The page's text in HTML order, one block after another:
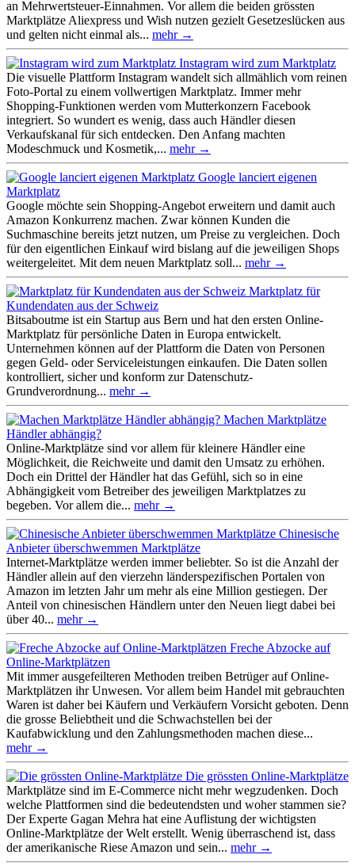
an Mehrwertsteuer-Einnahmen. Vor allem die beiden grössten
Marktplätze Aliexpress und Wish nutzen gezielt Gesetzeslücken aus
und gelten nicht einmal als... mehr →
Instagram wird zum Marktplatz
Die visuelle Plattform Instagram wandelt sich allmählich vom reinen
Foto-Portal zu einem vollwertigen Marktplatz. Immer mehr
Shopping-Funktionen werden vom Mutterkonzern Facebook
integriert. So wundert es wenig, dass auch Händler diesen
Verkaufskanal für sich entdecken. Den Anfang machten
Modeschmuck und Kosmetik,... mehr →
Google lanciert eigenen
Marktplatz
Google möchte sein Shopping-Angebot erweitern und damit auch
Amazon Konkurrenz machen. Zwar können Kunden die
Suchmaschine bereits jetzt nutzen, um Preise zu vergleichen. Doch
für den eigentlichen Einkauf wird bislang auf die jeweiligen Shops
weitergeleitet. Mit dem neuen Marktplatz soll... mehr →
Marktplatz für
Kundendaten aus der Schweiz
Bitsaboutme ist ein Startup aus Bern und hat den ersten Online-
Marktplatz für persönliche Daten in Europa entwickelt.
Unternehmen können auf der Plattform die Daten von Personen
gegen Geld- oder Serviceleistungen einkaufen. Die Daten sollen
kontrolliert, sicher und konform zur Datenschutz-
Grundverordnung... mehr →
Machen Marktplätze
Händler abhängig?
Online-Marktplätze sind vor allem für kleinere Händler eine
Möglichkeit, die Reichweite und damit den Umsatz zu erhöhen.
Doch ein Drittel der Händler hat das Gefühl, sich so in eine
Abhängigkeit vom Betreiber des jeweiligen Marktplatzes zu
begeben. Vor allem die... mehr →
Chinesische
Anbieter überschwemmen Marktplätze
Internet-Marktplätze werden immer beliebter. So ist die Anzahl der
Händler allein auf den vierzehn länderspezifischen Portalen von
Amazon im letzten Jahr um mehr als eine Million gestiegen. Der
Anteil von chinesischen Händlern unter den Neuen liegt dabei bei
über 40... mehr →
Freche Abzocke auf
Online-Marktplätzen
Mit immer ausgefeilteren Methoden treiben Betrüger auf Online-
Marktplätzen ihr Unwesen. Vor allem beim Handel mit gebrauchten
Waren ist daher bei Käufern und Verkäufern Vorsicht geboten. Denn
die grosse Beliebtheit und die Schwachstellen bei der
Kaufabwicklung und den Zahlungsmethoden machen diese...
mehr →
Die grössten Online-Marktplätze
Marktplätze sind im E-Commerce nicht mehr wegzudenken. Doch
welche Plattformen sind die bedeutendsten und woher stammen sie?
Der Experte Gagan Mehra hat eine Auflistung der wichtigsten
Online-Marktplätze der Welt erstellt. Wenig überraschend ist, dass
der amerikanische Riese Amazon und sein... mehr →